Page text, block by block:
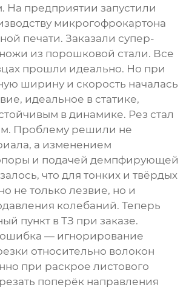
На предприятии запустили
микрогофрокартона
печати. Заказали супер-
из порошковой стали. Все
прошли идеально. Но при
ширину и скорость началась
идеальное в статике,
в динамике. Рез стал
Проблему решили не
а изменением
и подачей демпфирующей
что для тонких и твёрдых
не только лезвие, но и
колебаний. Теперь
пункт в ТЗ при заказе.
ошибка — игнорирование
относительно волокон
при раскрое листового
поперёк направления